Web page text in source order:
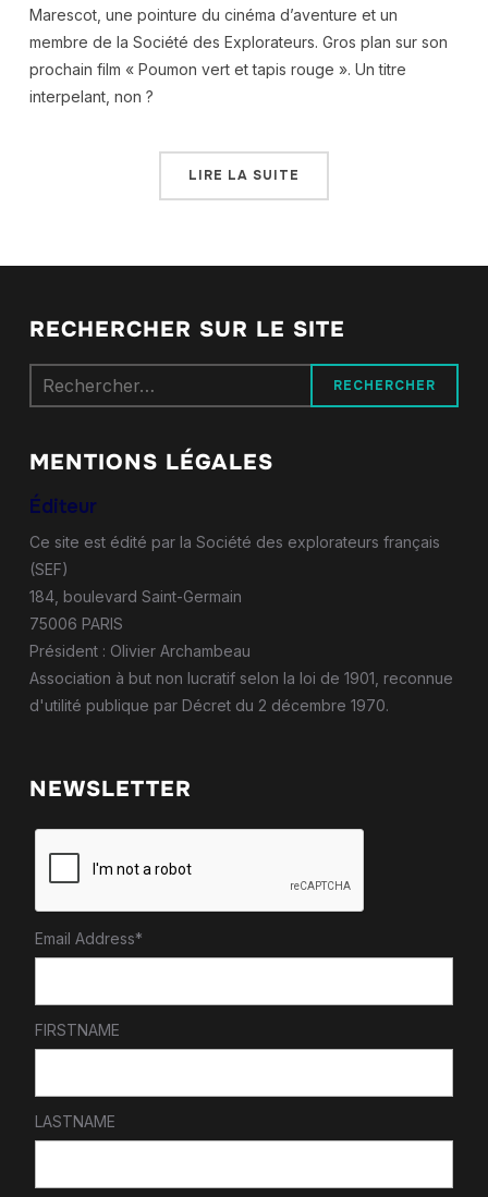
Marescot, une pointure du cinéma d’aventure et un
membre de la Société des Explorateurs. Gros plan sur son
prochain film « Poumon vert et tapis rouge ». Un titre
interpelant, non ?
LIRE LA SUITE
RECHERCHER SUR LE SITE
Rechercher :
MENTIONS LÉGALES
Éditeur
Ce site est édité par la Société des explorateurs français
(SEF)
184, boulevard Saint-Germain
75006 PARIS
Président : Olivier Archambeau
Association à but non lucratif selon la loi de 1901, reconnue
d'utilité publique par Décret du 2 décembre 1970.
NEWSLETTER
Email Address*
FIRSTNAME
LASTNAME